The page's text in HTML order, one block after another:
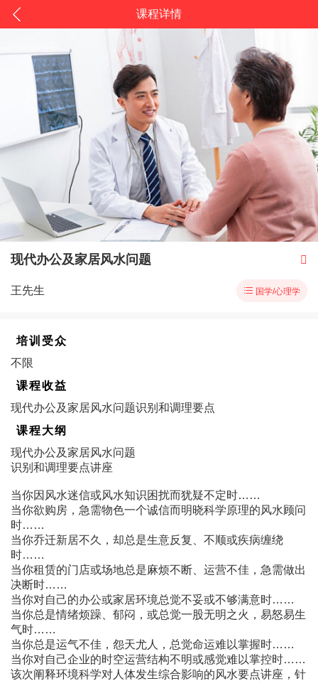
课程详情
现代办公及家居风水问题 
王先生  国学/心理学
培训受众
不限
课程收益
现代办公及家居风水问题识别和调理要点
课程大纲
现代办公及家居风水问题
识别和调理要点讲座
当你因风水迷信或风水知识困扰而犹疑不定时……
当你欲购房，急需物色一个诚信而明晓科学原理的风水顾问
时……
当你乔迁新居不久，却总是生意反复、不顺或疾病缠绕
时……
当你租赁的门店或场地总是麻烦不断、运营不佳，急需做出
决断时……
当你对自己的办公或家居环境总觉不妥或不够满意时……
当你总是情绪烦躁、郁闷，或总觉一股无明之火，易怒易生
气时……
当你总是运气不佳，怨天尤人，总觉命运难以掌握时……
当你对自己企业的时空运营结构不明或感觉难以掌控时……
该次阐释环境科学对人体发生综合影响的风水要点讲座，针